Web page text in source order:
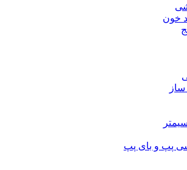
خون
پپ و بای پپ